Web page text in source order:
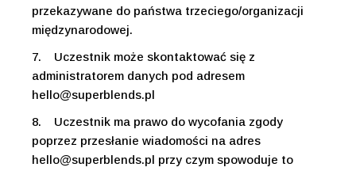
przekazywane do państwa trzeciego/organizacji
międzynarodowej.
7.
Uczestnik może skontaktować się z
administratorem danych pod adresem
hello@superblends.pl
8.
Uczestnik ma prawo do wycofania zgody
poprzez przesłanie wiadomości na adres
hello@superblends.pl przy czym spowoduje to